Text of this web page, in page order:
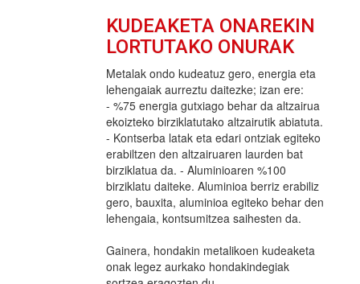
KUDEAKETA ONAREKIN
LORTUTAKO ONURAK
Metalak ondo kudeatuz gero, energia eta
lehengaiak aurreztu daitezke; izan ere:
- %75 energia gutxiago behar da altzairua
ekoizteko birziklatutako altzairutik abiatuta.
- Kontserba latak eta edari ontziak egiteko
erabiltzen den altzairuaren laurden bat
birziklatua da. - Aluminioaren %100
birziklatu daiteke. Aluminioa berriz erabiliz
gero, bauxita, aluminioa egiteko behar den
lehengaia, kontsumitzea saihesten da.
Gainera, hondakin metalikoen kudeaketa
onak legez aurkako hondakindegiak